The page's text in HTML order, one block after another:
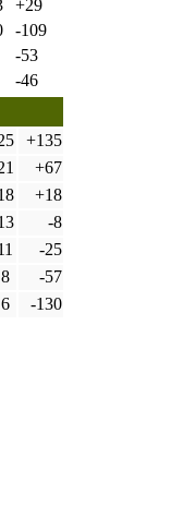
+29
-109
-53
-46
+135
+67
+18
-8
-25
8
-57
6 -130